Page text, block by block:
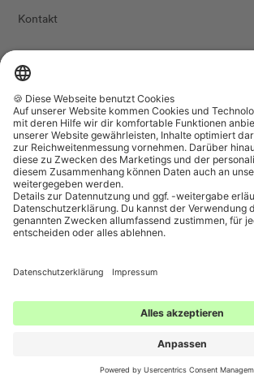
Werde jetzt ClitClub Mitglied
Kontakt
FOLG UNS
Land/Region
Belgien (EUR €) Sprache
Deutsch
The Female Company Datenschutzeinstellungen